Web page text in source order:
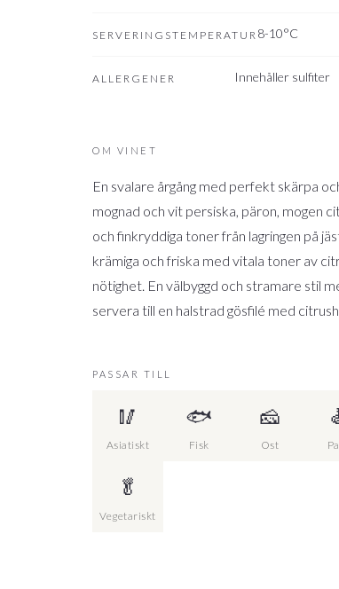
SERVERINGSTEMPERATUR 8-10°C
ALLERGENER Innehåller sulfiter
OM VINET
En svalare årgång med perfekt skärpa
mognad och vit persiska, päron, mogen
och finkryddiga toner från lagringen på
krämiga och friska med vitala toner av
nötighet. En välbyggd och stramare stil
servera till en halstrad gösfilé med
PASSAR TILL
🥢
Asiatiskt
🐟
Fisk
🧀
Ost
🥬
Vegetariskt